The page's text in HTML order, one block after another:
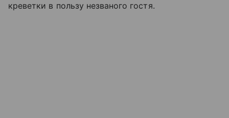
креветки в пользу незваного гостя.